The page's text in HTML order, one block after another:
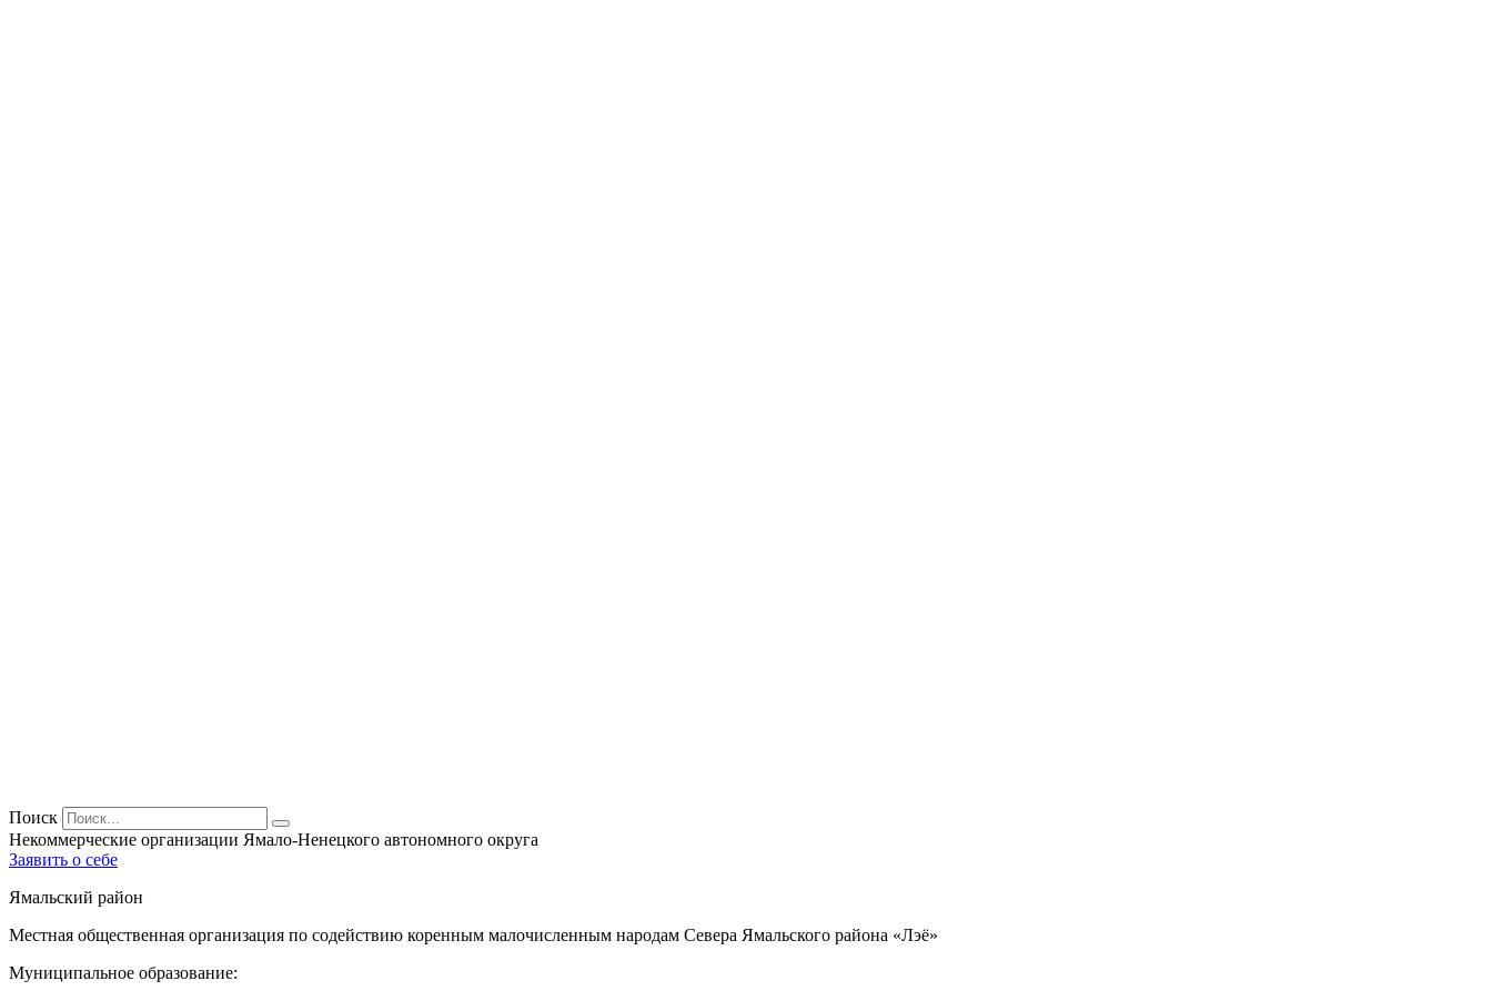
Поиск
Некоммерческие организации Ямало-Ненецкого автономного округа
Заявить о себе
Ямальский район
Местная общественная организация по содействию коренным малочисленным народам Севера Ямальского района «Лэё»
Муниципальное образование: